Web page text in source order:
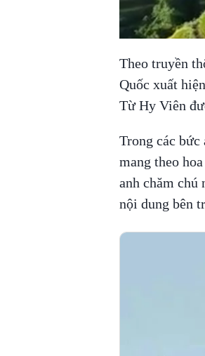
Theo truyền
Quốc xuất
Từ Hy Viên
Trong các bức
mang theo
anh chăm
nội dung bên